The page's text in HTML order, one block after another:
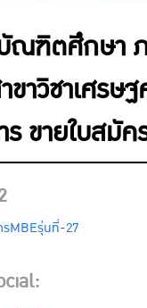
ณฑิตศึกษา
าวิชาเศรษ
ขายใบสมั
MBEรุ่นที่-27